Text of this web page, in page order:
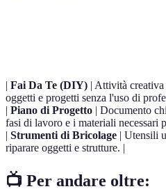
| Fai Da Te (DIY) | Attività
oggetti e progetti senza l'uso di
| Piano di Progetto | Documento
fasi di lavoro e i materiali necessari
| Strumenti di Bricolage | Utensili
riparare oggetti e strutture. |
📺 Per andare oltre: